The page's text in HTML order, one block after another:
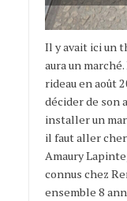
Il y avait ici un
aura un
rideau en août
décider de son
installer un
il faut aller
Amaury
connus chez
ensemble 8